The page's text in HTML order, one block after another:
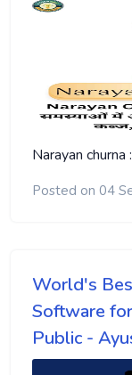
Narayan churna
Posted on 04
World's
Software
Public -